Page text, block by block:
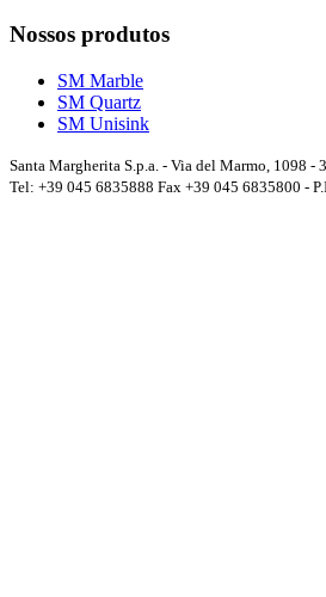
Nossos produtos
SM Marble
SM Quartz
SM Unisink
Santa Margherita S.p.a. - Via del Marmo, 1098 -
Tel: +39 045 6835888 Fax +39 045 6835800 -